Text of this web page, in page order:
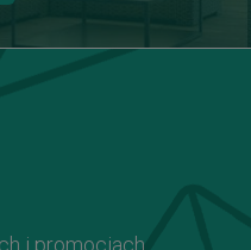
i promocjach